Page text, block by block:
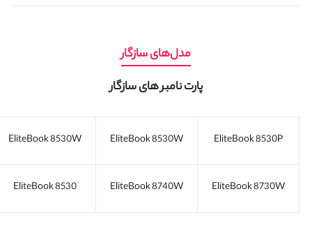
مدل‌های سازگار
پارت نامبر های سازگار
EliteBook 8530P
EliteBook 8530W
EliteBook 8530W
EliteBook 8730W
EliteBook 8740W
EliteBook 8530